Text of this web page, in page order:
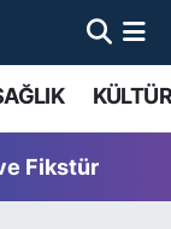
Fikstür